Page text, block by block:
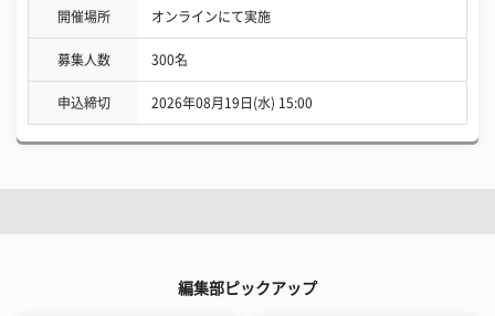
開催場所 オンラインにて実施
募集人数 300名
申込締切 2026年08月19日(水) 15:00
編集部ピックアップ